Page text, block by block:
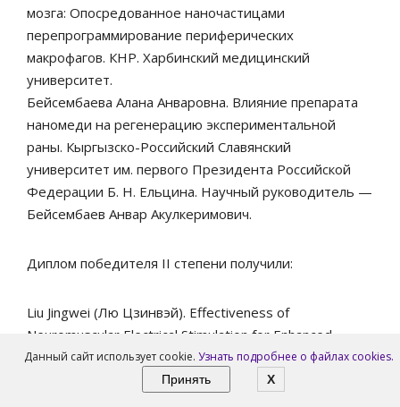
мозга: Опосредованное наночастицами
перепрограммирование периферических
макрофагов. КНР. Харбинский медицинский
университет.
Бейсембаева Алана Анваровна. Влияние препарата
наномеди на регенерацию экспериментальной
раны. Кыргызско-Российский Славянский
университет им. первого Президента Российской
Федерации Б. Н. Ельцина. Научный руководитель —
Бейсембаев Анвар Акулкеримович.
Диплом победителя II степени получили:
Liu Jingwei (Лю Цзинвэй). Effectiveness of
Neuromuscular Electrical Stimulation for Enhanced
Recovery After Total Hip Replacement Surgery.
Эффективность нервно-мышечной
Данный сайт использует cookie. Узнать подробнее о файлах cookies.
Принять X